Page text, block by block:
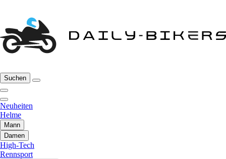
Suchen
Neuheiten
Helme
Mann
Damen
High-Tech
Rennsport